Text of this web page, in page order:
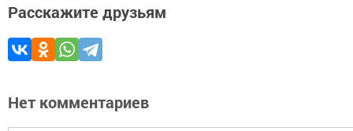
Расскажите друзьям
Нет комментариев